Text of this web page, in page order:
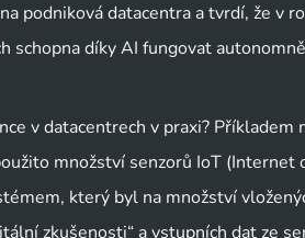
podniková datacentra a tvrdí, že v
schopna díky AI fungovat
v datacentrech v praxi? Příkladem
množství senzorů IoT
který byl na množství
zkušenosti“ a vstupních dat ze